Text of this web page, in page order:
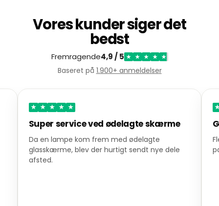
Vores kunder siger det
bedst
Fremragende4,9 / 5 ★ ★ ★ ★ ★
Baseret på 1.900+ anmeldelser
★ ★ ★ ★ ★
Super service ved ødelagte skærme
Da en lampe kom frem med ødelagte
glasskærme, blev der hurtigt sendt nye dele
afsted.